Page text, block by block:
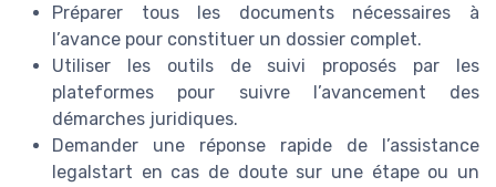
Préparer tous les documents nécessaires à
l’avance pour constituer un dossier complet.
Utiliser les outils de suivi proposés par les
plateformes pour suivre l’avancement des
démarches juridiques.
Demander une réponse rapide de l’assistance
legalstart en cas de doute sur une étape ou un